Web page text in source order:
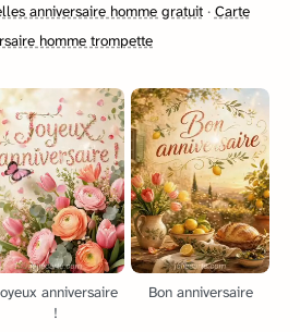
anniversaire homme gratuit· Carte
homme trompette
anniversaire
!
Bon anniversaire